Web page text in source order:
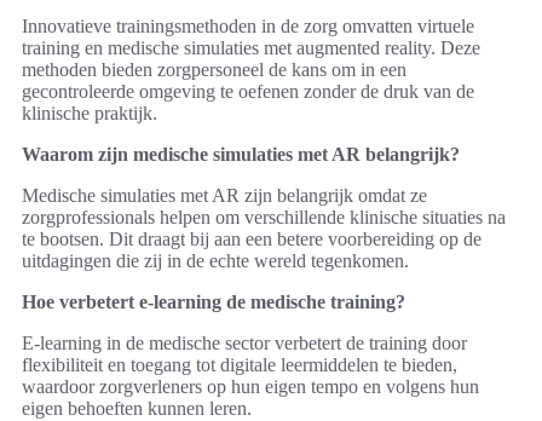
Innovatieve trainingsmethoden in de zorg omvatten virtuele
training en medische simulaties met augmented reality. Deze
methoden bieden zorgpersoneel de kans om in een
gecontroleerde omgeving te oefenen zonder de druk van de
klinische praktijk.
Waarom zijn medische simulaties met AR belangrijk?
Medische simulaties met AR zijn belangrijk omdat ze
zorgprofessionals helpen om verschillende klinische situaties na
te bootsen. Dit draagt bij aan een betere voorbereiding op de
uitdagingen die zij in de echte wereld tegenkomen.
Hoe verbetert e-learning de medische training?
E-learning in de medische sector verbetert de training door
flexibiliteit en toegang tot digitale leermiddelen te bieden,
waardoor zorgverleners op hun eigen tempo en volgens hun
eigen behoeften kunnen leren.